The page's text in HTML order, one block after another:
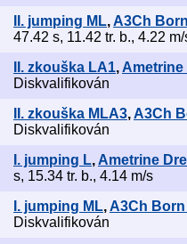
II. jumping ML,A3Ch
47.42 s, 11.42 tr. b., 4.22 m/
II. zkouška LA1, Ametrine
Diskvalifikován
II. zkouška MLA3,A3Ch
Diskvalifikován
I. jumping L, Ametrine
s, 15.34 tr. b., 4.14 m/s
I. jumping ML,A3Ch Born
Diskvalifikován